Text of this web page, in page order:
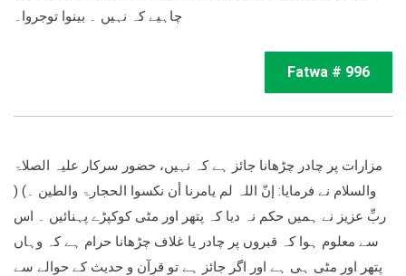
چاہیے کہ نہیں ۔ بینوا توجروا۔
Fatwa # 996
مزارات پر چادر چڑھانا جائز ہے کہ نہیں، حضور سرکار علیہ الصلاۃ
والسلام نے فرمایا: إنّ اللہ لم یامرنا أن نکسوا الحجارۃ والطین ۔) (
ربِّ عزیز نے ہمیں حکم نہ دیا کہ پتھر اور مٹی کوکپڑے پہنائیں ۔ اس
سے معلوم ہوا کہ قبروں پر چادر یا غلاف چڑھانا حرام ہے کہ وہاں
پتھر اور مٹی ہی ہے اور اگر جائز ہے تو قرآن و حدیث کے حوالے سے